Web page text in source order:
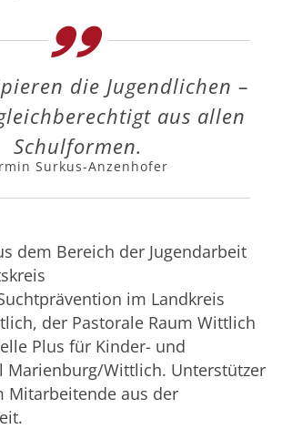
die Jugendlichen –
aus allen
Schulformen.
Surkus-Anzenhofer
dem Bereich der Jugendarbeit
im Landkreis
der Pastorale Raum Wittlich
Plus für Kinder- und
Marienburg/Wittlich. Unterstützer
Mitarbeitende aus der